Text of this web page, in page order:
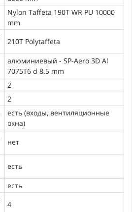
Nylon Taffeta 190T WR PU 10000
mm
210T Polytaffeta
алюминиевый - SP-Aero 3D Al
7075T6 d 8.5 mm
2
2
есть (входы, вентиляционные
окна)
нет
есть
есть
4